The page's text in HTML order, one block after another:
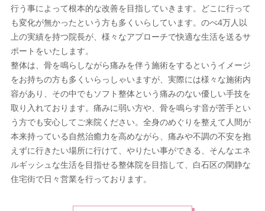
行う事によって根本的な改善を目指していきます。どこに行って
も変化が無かったという方も多くいらしています。のべ4万人以
上の実績を持つ院長が、様々なアプローチで快適な生活を送るサ
ポートをいたします。
整体は、骨を鳴らしながら痛みを伴う施術をするというイメージ
をお持ちの方も多くいらっしゃいますが、実際には様々な施術内
容があり、その中でもソフト整体という痛みのない優しい手技を
取り入れております。痛みに弱い方や、骨を鳴らす音が苦手とい
う方でも安心してご来院ください。全身のめぐりを整えて人間が
本来持っている自然治癒力を高めながら、痛みや不調の不安を抱
えずに行きたい場所に行けて、やりたい事ができる、そんなエネ
ルギッシュな生活を目指せる整体院を目指して、白石区の閑静な
住宅街で日々営業を行っております。